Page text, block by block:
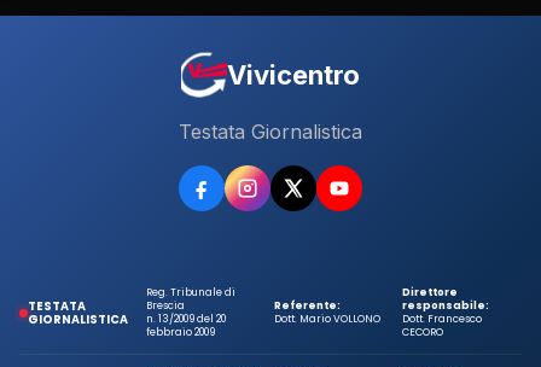
Vivicentro
Testata Giornalistica
TESTATA
GIORNALISTICA
Reg. Tribunale di
Brescia
n. 13/2009 del 20
febbraio 2009
Referente:
Dott. Mario VOLLONO
Direttore
responsabile:
Dott. Francesco
CECORO